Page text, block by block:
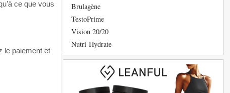
ce que vous
le paiement et
Brulagène
TestoPrime
Vision 20/20
Nutri-Hydrate